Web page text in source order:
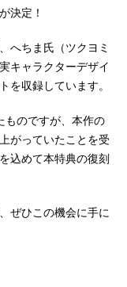
葉がプロデュー
とで、二人は少
く。かぐやを月
影が、すぐそこ
ことがない「か
品名超かぐや
決定！
へちま氏（ツクヨミ
キャラクターデザイ
を収録しています。
ものですが、本作の
がっていたことを受
込めて本特典の復刻
ぜひこの機会に手に